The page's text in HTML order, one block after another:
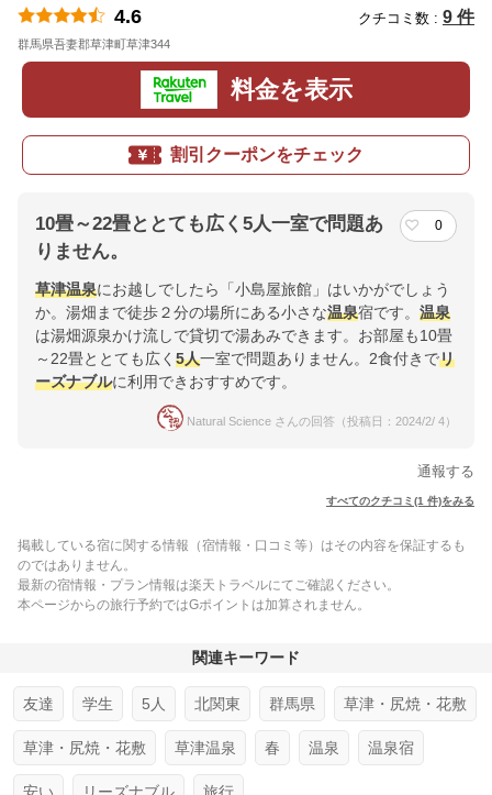
4.6 クチコミ数 : 9 件
群馬県吾妻郡草津町草津344
料金を表示
割引クーポンをチェック
10畳～22畳ととても広く5人一室で問題あ
りません。
0
草津温泉にお越しでしたら「小島屋旅館」はいかがでしょう
か。湯畑まで徒歩２分の場所にある小さな温泉宿です。 温泉
は湯畑源泉かけ流しで貸切で湯あみできます。お部屋も10畳
～22畳ととても広く 5人一室で問題ありません。2食付きでリ
ーズナブルに利用できおすすめです。
Natural Science さんの回答（投稿日：2024/2/ 4）
通報する
すべてのクチコミ(1 件)をみる
掲載している宿に関する情報（宿情報・口コミ等）はその内容を保証するも
のではありません。
最新の宿情報・プラン情報は楽天トラベルにてご確認ください。
本ページからの旅行予約ではGポイントは加算されません。
関連キーワード
友達 学生 5人 北関東 群馬県 草津・尻焼・花敷
草津・尻焼・花敷 草津温泉 春 温泉 温泉宿